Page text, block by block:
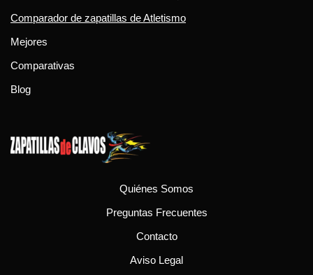
Comparador de zapatillas de Atletismo
Mejores
Comparativas
Blog
Quiénes Somos
Preguntas Frecuentes
Contacto
Aviso Legal